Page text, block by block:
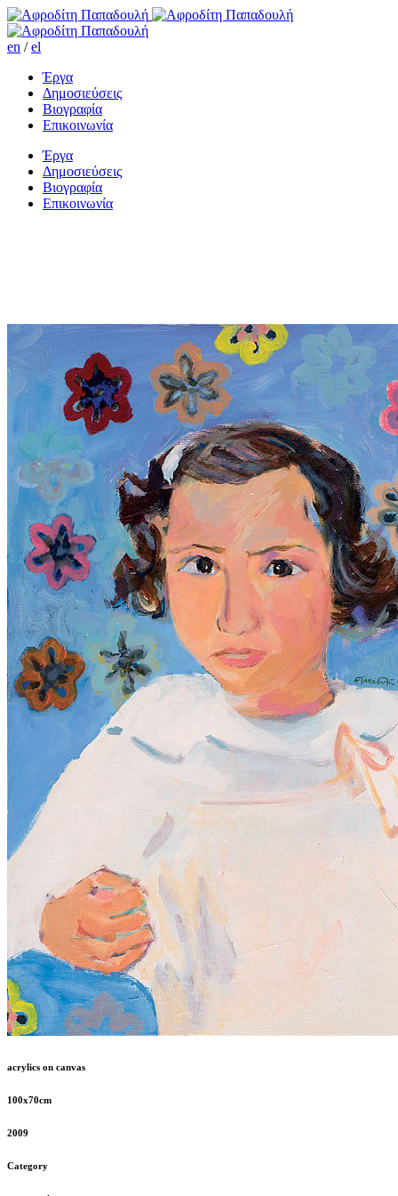
en /el
Έργα
Δημοσιεύσεις
Βιογραφία
Επικοινωνία
Έργα
Δημοσιεύσεις
Βιογραφία
Επικοινωνία
I want, I want, I want
acrylics on canvas
100x70cm
2009
Category